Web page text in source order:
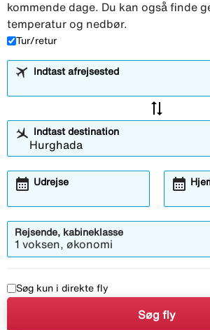
kommende dage. Du kan også finde
temperatur og nedbør.
Tur/retur
Indtast afrejsested
sync_alt
Indtast destination
Udrejse
calendar_month calendar_month
Rejsende, kabineklasse
1 voksen, økonomi
Søg kun i direkte fly
Søg fly